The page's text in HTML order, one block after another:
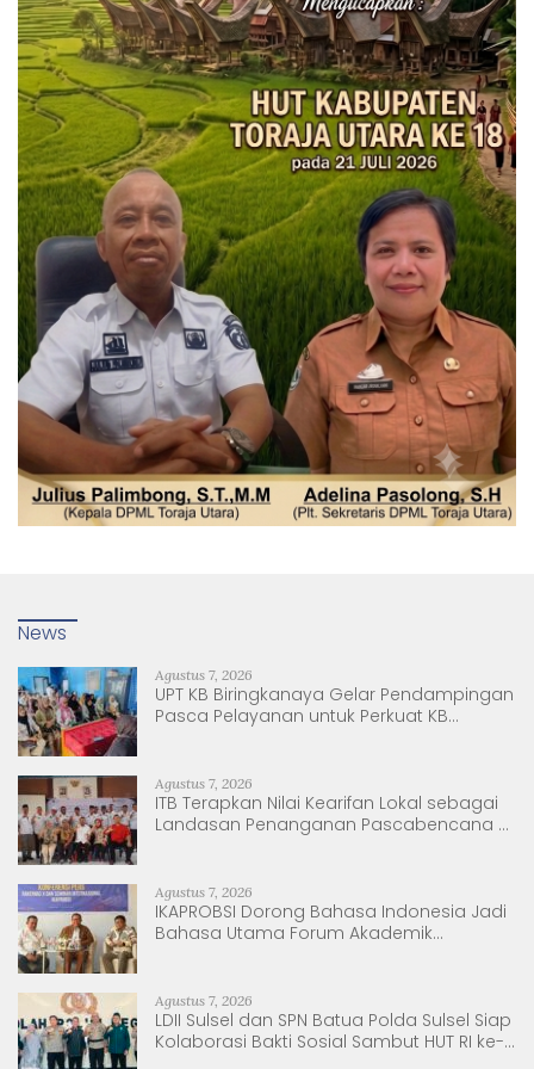
News
Agustus 7, 2026
UPT KB Biringkanaya Gelar Pendampingan
Pasca Pelayanan untuk Perkuat KB
Agustus 7, 2026
ITB Terapkan Nilai Kearifan Lokal sebagai
Landasan Penanganan Pascabencana di
Agustus 7, 2026
IKAPROBSI Dorong Bahasa Indonesia Jadi
Bahasa Utama Forum Akademik
Agustus 7, 2026
LDII Sulsel dan SPN Batua Polda Sulsel Siap
Kolaborasi Bakti Sosial Sambut HUT RI ke-